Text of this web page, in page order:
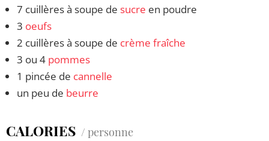
7 cuillères à soupe de sucre en poudre
3 oeufs
2 cuillères à soupe de crème fraîche
3 ou 4 pommes
1 pincée de cannelle
un peu de beurre
CALORIES / personne